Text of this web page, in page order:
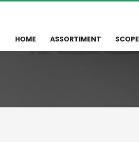
HOME ASSORTIMENT SCOPE